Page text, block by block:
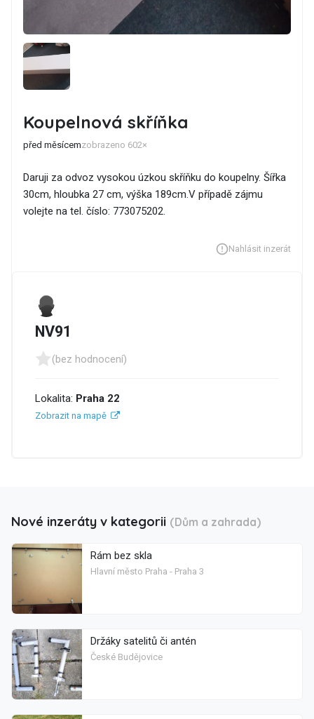
Koupelnová skříňka
před měsícemzobrazeno 602×
Daruji za odvoz vysokou úzkou skříňku do koupelny. Šířka
30cm, hloubka 27 cm, výška 189cm.V případě zájmu
volejte na tel. číslo: 773075202.
Nahlásit inzerát
NV91
(bez hodnocení)
Lokalita: Praha 22
Zobrazit na mapě
Nové inzeráty v kategorii (Dům a zahrada)
Rám bez skla
Hlavní město Praha - Praha 3
Držáky satelitů či antén
České Budějovice